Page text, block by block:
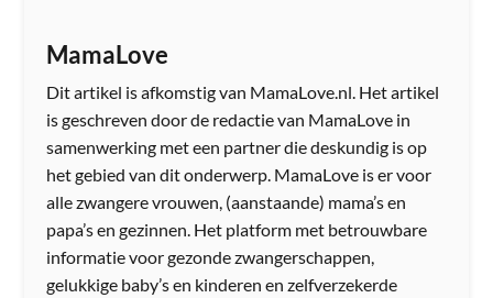
MamaLove
Dit artikel is afkomstig van MamaLove.nl. Het artikel
is geschreven door de redactie van MamaLove in
samenwerking met een partner die deskundig is op
het gebied van dit onderwerp. MamaLove is er voor
alle zwangere vrouwen, (aanstaande) mama’s en
papa’s en gezinnen. Het platform met betrouwbare
informatie voor gezonde zwangerschappen,
gelukkige baby’s en kinderen en zelfverzekerde